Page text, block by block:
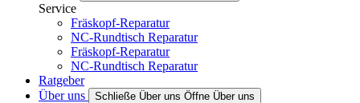
Service
Fräskopf-Reparatur
NC-Rundtisch Reparatur
Fräskopf-Reparatur
NC-Rundtisch Reparatur
Ratgeber
Über uns
Schließe Über uns Öffne Über uns